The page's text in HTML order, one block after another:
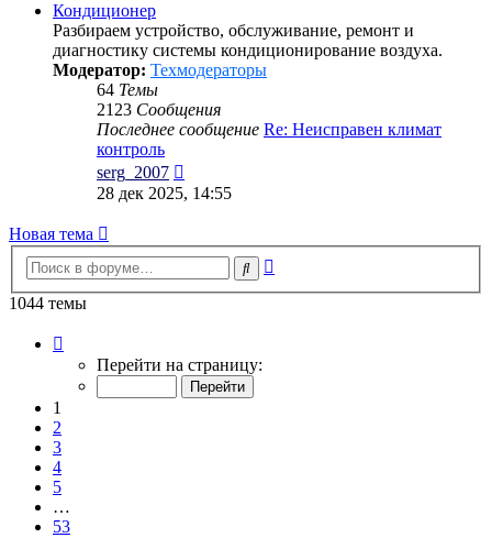
Кондиционер
Разбираем устройство, обслуживание, ремонт и
диагностику системы кондиционирование воздуха.
Модератор: Техмодераторы
64 Темы
2123 Сообщения
Последнее сообщение Re: Неисправен климат
контроль
serg_2007
последнему
28 дек 2025, 14:55
Новая тема
Поиск
1044 темы
Перейти на страницу:
1
2
3
4
5
…
53